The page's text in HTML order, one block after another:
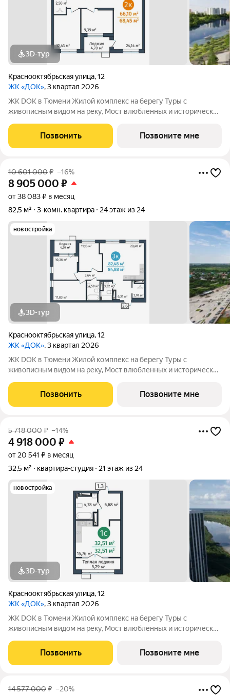
3D-тур
Краснооктябрьская улица,12
ЖК «ДОК», 3 квартал 2026
ЖК DOK в Тюмени Жилой комплекс на берегу Туры с
живописным видом на реку, Мост влюбленных и исторический
принципиально новой организацией общественных зон. Три
лепестка здания сходятся в большое
Позвонить Позвоните мне
10 601 000₽ –16%
8 905 000 ₽
от 38 083 ₽ в месяц
82,5 м²
3-комн. квартира 24 этаж из 24
новостройка
3D-тур
Краснооктябрьская улица,12
ЖК «ДОК», 3 квартал 2026
ЖК DOK в Тюмени Жилой комплекс на берегу Туры с
живописным видом на реку, Мост влюбленных и исторический
принципиально новой организацией общественных зон. Три
лепестка здания сходятся в большое
Позвонить Позвоните мне
5 718 000₽ –14%
4 918 000 ₽
от 20 541 ₽ в месяц
32,5 м²
квартира-студия 21 этаж из 24
новостройка
3D-тур
Краснооктябрьская улица,12
ЖК «ДОК», 3 квартал 2026
ЖК DOK в Тюмени Жилой комплекс на берегу Туры с
живописным видом на реку, Мост влюбленных и исторический
принципиально новой организацией общественных зон. Три
лепестка здания сходятся в большое
Позвонить Позвоните мне
14 577 000₽ –20%